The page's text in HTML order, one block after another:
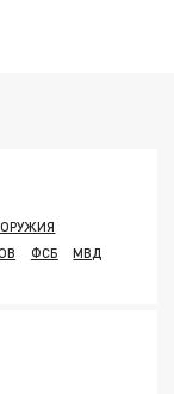
ФСБ
МВД